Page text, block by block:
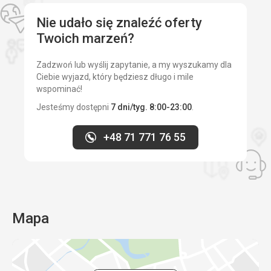
Nie udało się znaleźć oferty
Twoich marzeń?
Zadzwoń lub wyślij zapytanie, a my wyszukamy dla
Ciebie wyjazd, który będziesz długo i mile
wspominać!
Jesteśmy dostępni 7 dni/tyg. 8:00-23:00
+48 71 771 76 55
Mapa